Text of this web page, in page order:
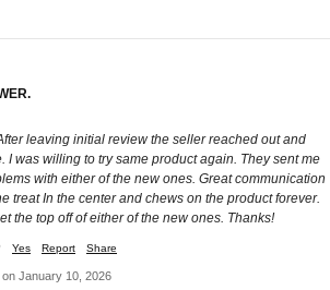
leaving initial review the seller reached out and
I was willing to try same product again. They sent me
with either of the new ones. Great communication
treat In the center and chews on the product forever.
the top off of either of the new ones. Thanks!
Yes Report Share
January 10, 2026